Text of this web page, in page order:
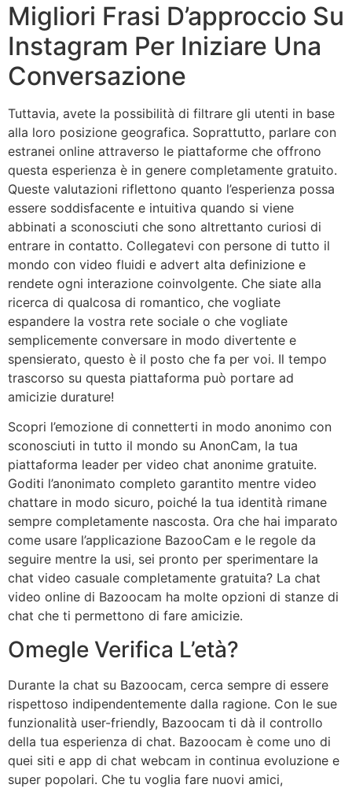
Migliori Frasi D’approccio Su
Instagram Per Iniziare Una
Conversazione
Tuttavia, avete la possibilità di filtrare gli utenti in base
alla loro posizione geografica. Soprattutto, parlare con
estranei online attraverso le piattaforme che offrono
questa esperienza è in genere completamente gratuito.
Queste valutazioni riflettono quanto l’esperienza possa
essere soddisfacente e intuitiva quando si viene
abbinati a sconosciuti che sono altrettanto curiosi di
entrare in contatto. Collegatevi con persone di tutto il
mondo con video fluidi e advert alta definizione e
rendete ogni interazione coinvolgente. Che siate alla
ricerca di qualcosa di romantico, che vogliate
espandere la vostra rete sociale o che vogliate
semplicemente conversare in modo divertente e
spensierato, questo è il posto che fa per voi. Il tempo
trascorso su questa piattaforma può portare ad
amicizie durature!
Scopri l’emozione di connetterti in modo anonimo con
sconosciuti in tutto il mondo su AnonCam, la tua
piattaforma leader per video chat anonime gratuite.
Goditi l’anonimato completo garantito mentre video
chattare in modo sicuro, poiché la tua identità rimane
sempre completamente nascosta. Ora che hai imparato
come usare l’applicazione BazooCam e le regole da
seguire mentre la usi, sei pronto per sperimentare la
chat video casuale completamente gratuita? La chat
video online di Bazoocam ha molte opzioni di stanze di
chat che ti permettono di fare amicizie.
Omegle Verifica L’età?
Durante la chat su Bazoocam, cerca sempre di essere
rispettoso indipendentemente dalla ragione. Con le sue
funzionalità user-friendly, Bazoocam ti dà il controllo
della tua esperienza di chat. Bazoocam è come uno di
quei siti e app di chat webcam in continua evoluzione e
super popolari. Che tu voglia fare nuovi amici,